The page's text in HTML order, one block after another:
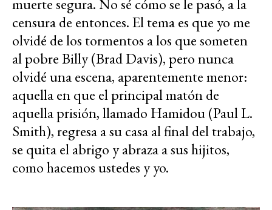
muerte segura. No sé cómo se le pasó, a la
censura de entonces. El tema es que yo me
olvidé de los tormentos a los que someten
al pobre Billy (Brad Davis), pero nunca
olvidé una escena, aparentemente menor:
aquella en que el principal matón de
aquella prisión, llamado Hamidou (Paul L.
Smith), regresa a su casa al final del trabajo,
se quita el abrigo y abraza a sus hijitos,
como hacemos ustedes y yo.